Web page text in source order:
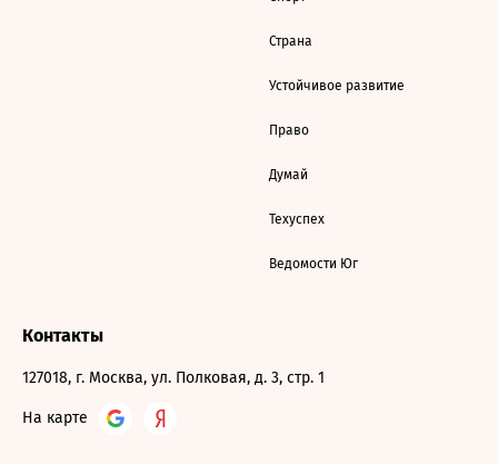
Страна
Устойчивое развитие
Право
Думай
Техуспех
Ведомости Юг
Контакты
127018, г. Москва, ул. Полковая, д. 3, стр. 1
На карте